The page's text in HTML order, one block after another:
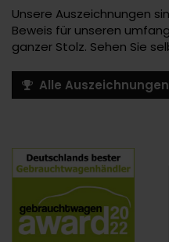
Unsere Auszeichnungen
Beweis für unseren
ganzer Stolz. Sehen Sie
Alle Auszeichnungen